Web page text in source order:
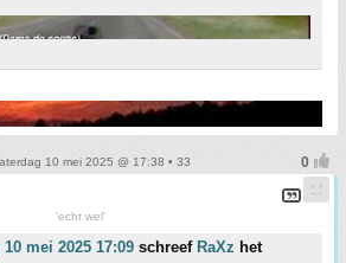
10 mei 2025 @ 17:38 • 33
'echt wel'
mei 2025 17:09 schreef RaXz het